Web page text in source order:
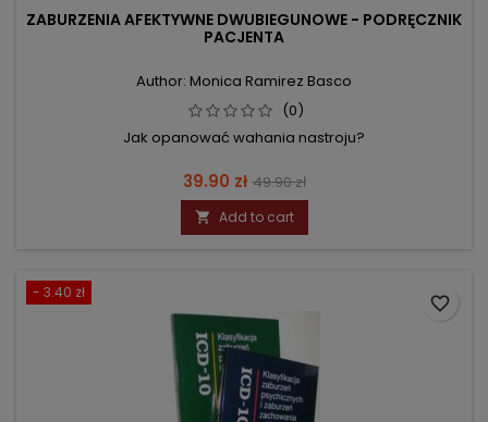
ZABURZENIA AFEKTYWNE DWUBIEGUNOWE - PODRĘCZNIK
PACJENTA
Author: Monica Ramirez Basco
(0)
Jak opanować wahania nastroju?
Price
39.90 zł Regular
price
49.90 zł
 Add to cart
- 3.40 zł
favorite_border